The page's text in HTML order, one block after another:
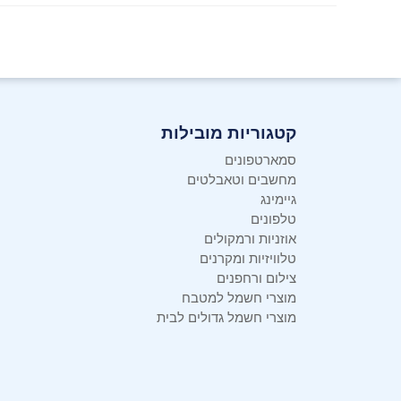
עוצמת טורבו אדירה לשאיבה 20,000Pa
: מספק
נקי ללא רבב; השואב מתאים את עוצמת השאיבה באופן
קטגוריות מובילות
סמארטפונים
מחשבים וטאבלטים
גיימינג
טלפונים
אוזניות ורמקולים
טלוויזיות ומקרנים
צילום ורחפנים
מוצרי חשמל למטבח
מוצרי חשמל גדולים לבית